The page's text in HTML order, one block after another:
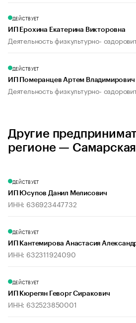
ДЕЙСТВУЕТ
ИП Ерохина Екатерина Викторовна
Деятельность физкультурно-
ДЕЙСТВУЕТ
ИП Померанцев Артем Владимирович
Деятельность физкультурно-
Другие
регионе —
ДЕЙСТВУЕТ
ИП Юсупов Данил Мелисович
ИНН: 636923447732
ДЕЙСТВУЕТ
ИП Кантемирова Анастасия
ИНН: 632311924090
ДЕЙСТВУЕТ
ИП Кюрегян Геворг Сиракович
ИНН: 632523850001